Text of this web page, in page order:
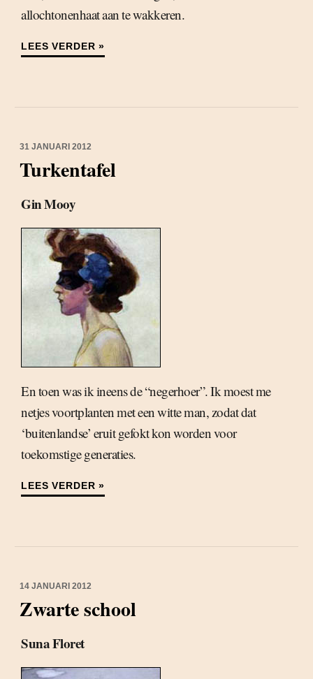
allochtonenhaat aan te wakkeren.
LEES VERDER »
31 JANUARI 2012
Turkentafel
Gin Mooy
En toen was ik ineens de “negerhoer”. Ik moest me
netjes voortplanten met een witte man, zodat dat
‘buitenlandse’ eruit gefokt kon worden voor
toekomstige generaties.
LEES VERDER »
14 JANUARI 2012
Zwarte school
Suna Floret